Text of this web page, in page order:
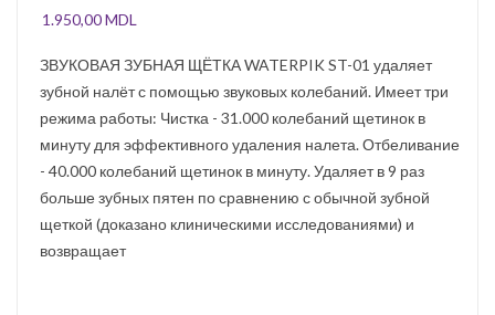
1.950,00MDL
ЗВУКОВАЯ ЗУБНАЯ ЩЁТКА WATERPIK ST-01 удаляет
зубной налёт с помощью звуковых колебаний. Имеет три
режима работы: Чистка - 31.000 колебаний щетинок в
минуту для эффективного удаления налета. Отбеливание
- 40.000 колебаний щетинок в минуту. Удаляет в 9 раз
больше зубных пятен по сравнению с обычной зубной
щеткой (доказано клиническими исследованиями) и
возвращает